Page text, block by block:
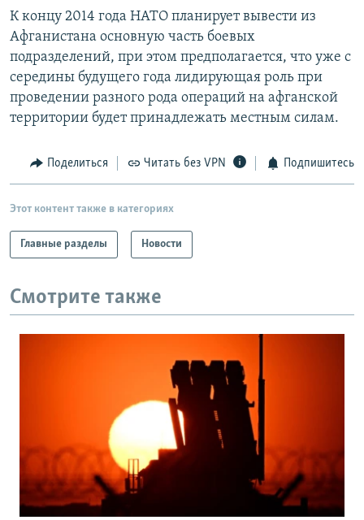
К концу 2014 года НАТО планирует вывести из
Афганистана основную часть боевых
подразделений, при этом предполагается, что уже с
середины будущего года лидирующая роль при
проведении разного рода операций на афганской
территории будет принадлежать местным силам.
Поделиться Читать без VPN Подпишитесь
Этот контент также в категориях
Главные разделы Новости
Смотрите также